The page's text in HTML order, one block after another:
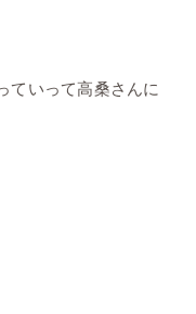
ていって高桑さんに